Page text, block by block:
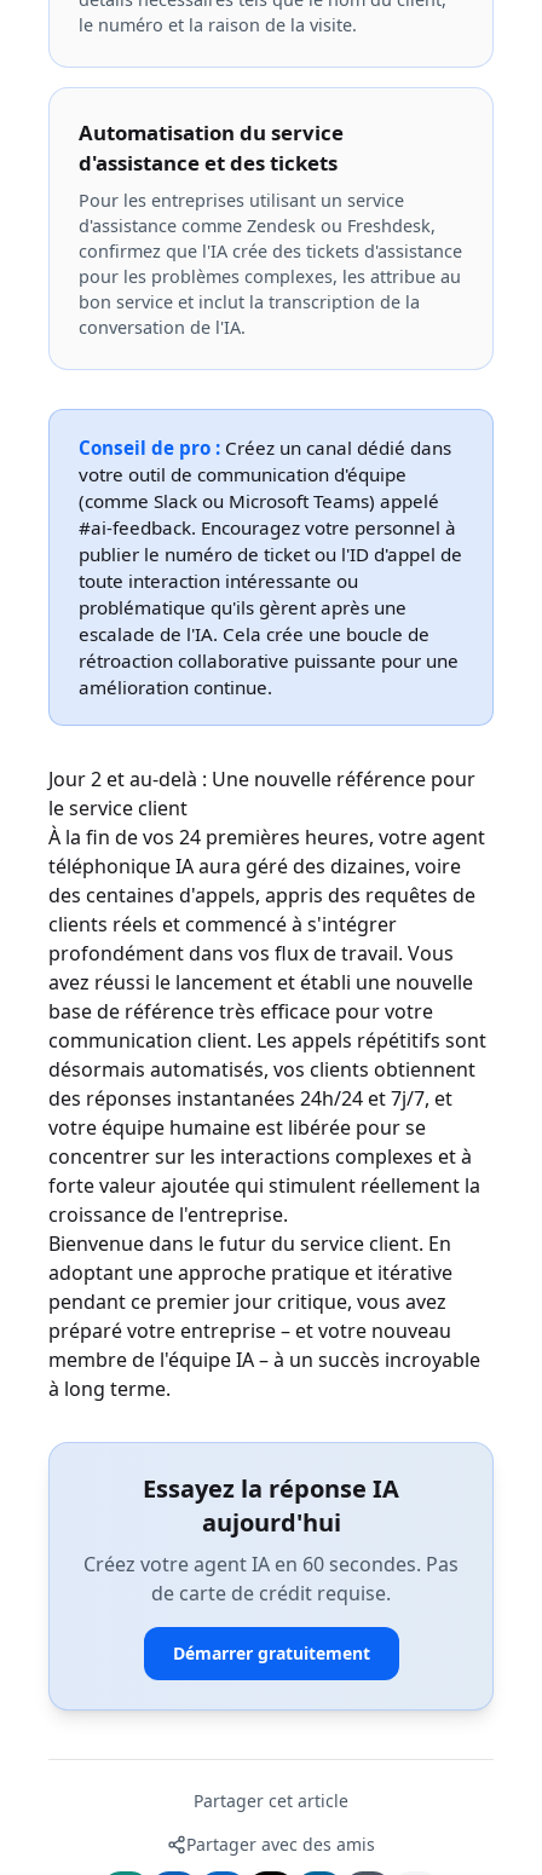
le numéro et la raison de la visite.
Automatisation du service
d'assistance et des tickets
Pour les entreprises utilisant un service
d'assistance comme Zendesk ou Freshdesk,
confirmez que l'IA crée des tickets d'assistance
pour les problèmes complexes, les attribue au
bon service et inclut la transcription de la
conversation de l'IA.
Conseil de pro : Créez un canal dédié dans
votre outil de communication d'équipe
(comme Slack ou Microsoft Teams) appelé
#ai-feedback. Encouragez votre personnel à
publier le numéro de ticket ou l'ID d'appel de
toute interaction intéressante ou
problématique qu'ils gèrent après une
escalade de l'IA. Cela crée une boucle de
rétroaction collaborative puissante pour une
amélioration continue.
Jour 2 et au-delà : Une nouvelle référence pour
le service client
À la fin de vos 24 premières heures, votre agent
téléphonique IA aura géré des dizaines, voire
des centaines d'appels, appris des requêtes de
clients réels et commencé à s'intégrer
profondément dans vos flux de travail. Vous
avez réussi le lancement et établi une nouvelle
base de référence très efficace pour votre
communication client. Les appels répétitifs sont
désormais automatisés, vos clients obtiennent
des réponses instantanées 24h/24 et 7j/7, et
votre équipe humaine est libérée pour se
concentrer sur les interactions complexes et à
forte valeur ajoutée qui stimulent réellement la
croissance de l'entreprise.
Bienvenue dans le futur du service client. En
adoptant une approche pratique et itérative
pendant ce premier jour critique, vous avez
préparé votre entreprise – et votre nouveau
membre de l'équipe IA – à un succès incroyable
à long terme.
Essayez la réponse IA
aujourd'hui
Créez votre agent IA en 60 secondes. Pas
de carte de crédit requise.
Démarrer gratuitement
Partager cet article
Partager avec des amis